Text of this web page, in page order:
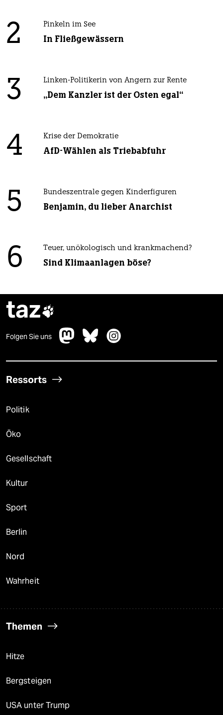
2 Pinkeln im See
In Fließgewässern
3 Linken-Politikerin von Angern zur Rente
„Dem Kanzler ist der Osten egal“
4 Krise der Demokratie
AfD-Wählen als Triebabfuhr
5 Bundeszentrale gegen Kinderfiguren
Benjamin, du lieber Anarchist
6 Teuer, unökologisch und krankmachend?
Sind Klimaanlagen böse?
taz
Folgen Sie uns
Ressorts
Politik
Öko
Gesellschaft
Kultur
Sport
Berlin
Nord
Wahrheit
Themen
Hitze
Bergsteigen
USA unter Trump